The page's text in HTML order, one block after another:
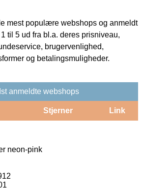
mest populære webshops og anmeldt
til 5 ud fra bl.a. deres prisniveau,
brugervenlighed,
og betalingsmuligheder.
anmeldte webshops
Stjerner Link
neon-pink